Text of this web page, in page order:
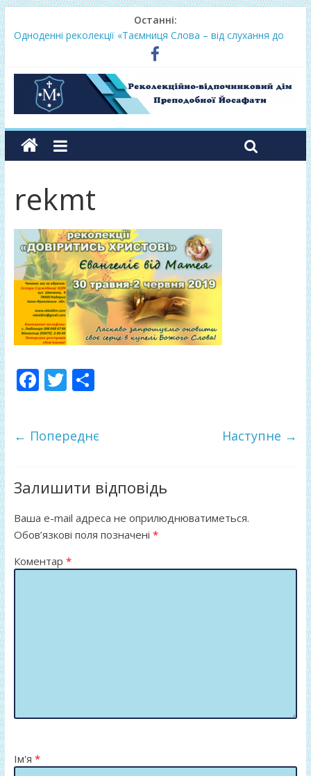
Останні:
Одноденні реколекції «Таємниця Слова – від слухання до
Lectio Divina – єв.Матея 2026
Нове життя в Христі – осінь 2026
Фундамент у вересні 2026
rekmt
F
b
o
k
T
er
П
л
т
и
ся
← Попереднє Наступне →
Залишити відповідь
Ваша e-mail адреса не оприлюднюватиметься.
Обов’язкові поля позначені *
Коментар *
Ім'я *